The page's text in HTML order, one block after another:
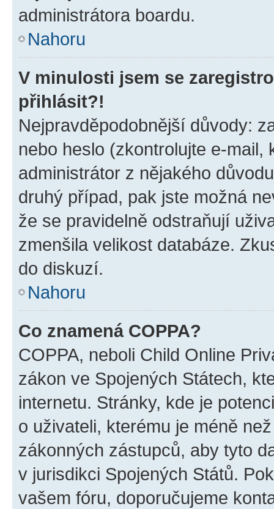
administrátora boardu.
Nahoru
V minulosti jsem se
přihlásit?!
Nejpravděpodobnější důvody:
nebo heslo (zkontrolujte e-
administrátor z nějakého
druhý případ, pak jste možná
že se pravidelně odstraňují
zmenšila velikost databáze.
do diskuzí.
Nahoru
Co znamená COPPA?
COPPA, neboli Child Online
zákon ve Spojených Státech,
internetu. Stránky, kde je
o uživateli, kterému je méně
zákonných zástupců, aby tyto
v jurisdikci Spojených Států.
vašem fóru, doporučujeme